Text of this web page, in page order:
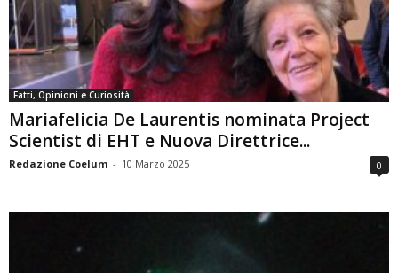
Fatti, Opinioni e Curiosità
Mariafelicia De Laurentis nominata Project
Scientist di EHT e Nuova Direttrice...
Redazione Coelum - 10 Marzo 2025 0